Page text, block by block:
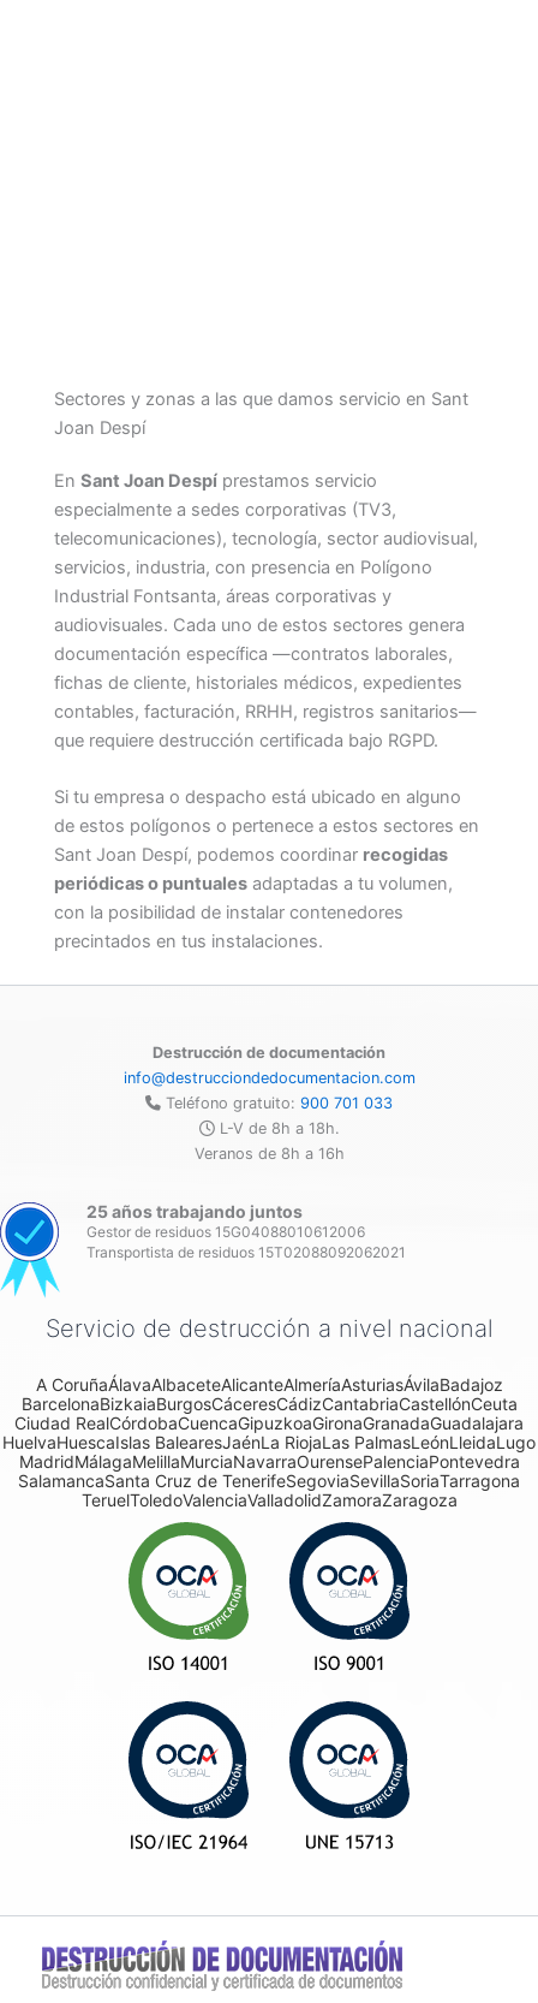
Sectores y zonas a las que damos servicio en Sant
Joan Despí
En Sant Joan Despí prestamos servicio
especialmente a sedes corporativas (TV3,
telecomunicaciones), tecnología, sector audiovisual,
servicios, industria, con presencia en Polígono
Industrial Fontsanta, áreas corporativas y
audiovisuales. Cada uno de estos sectores genera
documentación específica —contratos laborales,
fichas de cliente, historiales médicos, expedientes
contables, facturación, RRHH, registros sanitarios—
que requiere destrucción certificada bajo RGPD.
Si tu empresa o despacho está ubicado en alguno
de estos polígonos o pertenece a estos sectores en
Sant Joan Despí, podemos coordinar recogidas
periódicas o puntuales adaptadas a tu volumen,
con la posibilidad de instalar contenedores
precintados en tus instalaciones.
Destrucción de documentación
info@destrucciondedocumentacion.com
Teléfono gratuito: 900 701 033
L-V de 8h a 18h.
Veranos de 8h a 16h
25 años trabajando juntos
Gestor de residuos 15G04088010612006
Transportista de residuos 15T02088092062021
Servicio de destrucción a nivel nacional
A CoruñaÁlavaAlbaceteAlicanteAlmeríaAsturiasÁvilaBadajoz
BarcelonaBizkaiaBurgosCáceresCádizCantabriaCastellónCeuta
Ciudad RealCórdobaCuencaGipuzkoaGironaGranadaGuadalajara
HuelvaHuescaIslas BalearesJaénLa RiojaLas PalmasLeónLleidaLugo
MadridMálagaMelillaMurciaNavarraOurensePalenciaPontevedra
SalamancaSanta Cruz de TenerifeSegoviaSevillaSoriaTarragona
TeruelToledoValenciaValladolidZamoraZaragoza